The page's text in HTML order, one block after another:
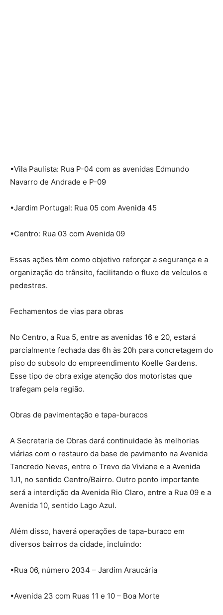
•Vila Paulista: Rua P-04 com as avenidas Edmundo
Navarro de Andrade e P-09
•Jardim Portugal: Rua 05 com Avenida 45
•Centro: Rua 03 com Avenida 09
Essas ações têm como objetivo reforçar a segurança e a
organização do trânsito, facilitando o fluxo de veículos e
pedestres.
Fechamentos de vias para obras
No Centro, a Rua 5, entre as avenidas 16 e 20, estará
parcialmente fechada das 6h às 20h para concretagem do
piso do subsolo do empreendimento Koelle Gardens.
Esse tipo de obra exige atenção dos motoristas que
trafegam pela região.
Obras de pavimentação e tapa-buracos
A Secretaria de Obras dará continuidade às melhorias
viárias com o restauro da base de pavimento na Avenida
Tancredo Neves, entre o Trevo da Viviane e a Avenida
1J1, no sentido Centro/Bairro. Outro ponto importante
será a interdição da Avenida Rio Claro, entre a Rua 09 e a
Avenida 10, sentido Lago Azul.
Além disso, haverá operações de tapa-buraco em
diversos bairros da cidade, incluindo:
•Rua 06, número 2034 – Jardim Araucária
•Avenida 23 com Ruas 11 e 10 – Boa Morte